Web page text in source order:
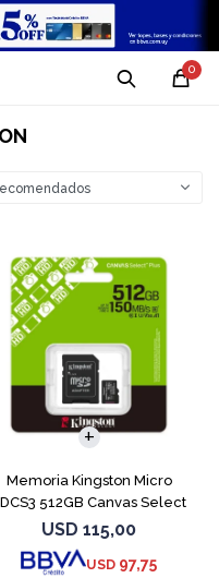
0
Memoria Kingston Micro
512GB Canvas Select
Plus
USD 115,00
USD 97,75